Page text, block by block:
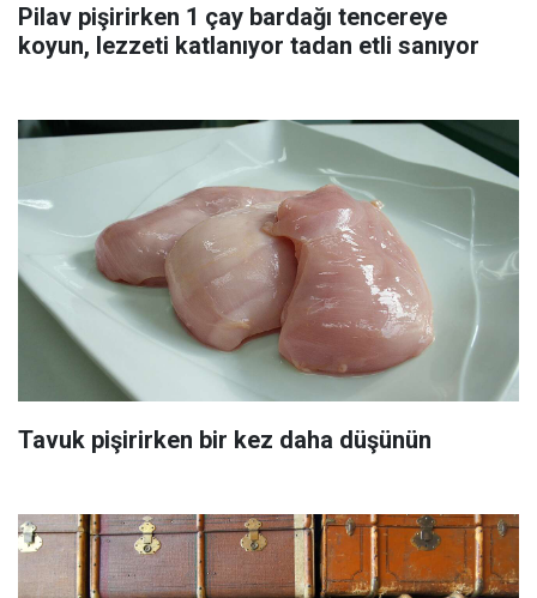
Pilav pişirirken 1 çay bardağı tencereye
koyun, lezzeti katlanıyor tadan etli sanıyor
Tavuk pişirirken bir kez daha düşünün